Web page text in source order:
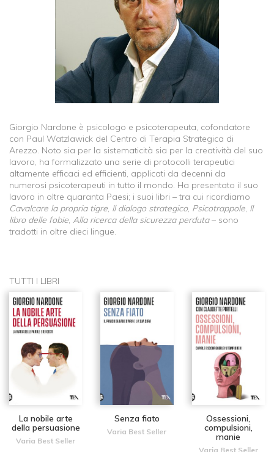
Giorgio Nardone è psicologo e psicoterapeuta, cofondatore
con Paul Watzlawick del Centro di Terapia Strategica di
Arezzo. Noto sia per la sistematicità sia per la creatività del suo
lavoro, ha formalizzato una serie di protocolli terapeutici
altamente efficaci ed efficienti, applicati da decenni da
numerosi psicoterapeuti in tutto il mondo. Ha presentato il suo
lavoro in oltre quaranta Paesi; i suoi libri – tra cui ricordiamo
Cavalcare la propria tigre, Il dialogo strategico, Psicotrappole, Il
libro delle fobie, Alla ricerca della sicurezza perduta– sono
tradotti in oltre dieci lingue.
TUTTI I LIBRI
La nobile arte
della persuasione
Varia Best Seller
Senza fiato
Varia Best Seller
Ossessioni,
compulsioni,
manie
Varia Best Seller